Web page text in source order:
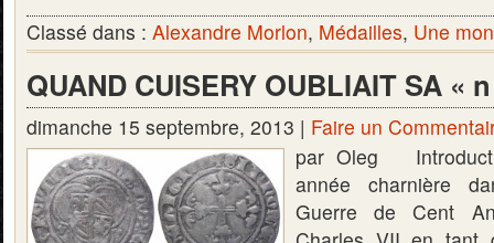
Classé dans : Alexandre Morlon, Médailles, Une
QUAND CUISERY OUBLIAIT SA «
dimanche 15 septembre, 2013 | Faire un
par Oleg
année charnière
Guerre de Cent